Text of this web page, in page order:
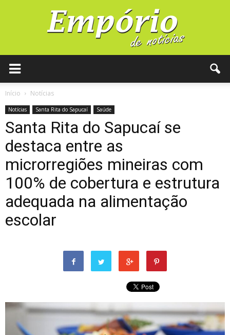
Início Notícias
Notícias Santa Rita do Sapucaí Saúde
Santa Rita do Sapucaí se
destaca entre as
microrregiões mineiras com
100% de cobertura e estrutura
adequada na alimentação
escolar